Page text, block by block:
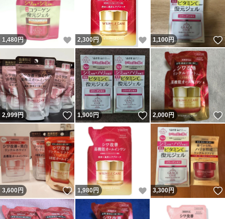
1,480 円 いいね！
2,300円 いいね！
1,100円
2,999円 いいね！
1,900円 いいね！
2,000円
3,600円 いいね！
1,980円 いいね！
3,300円